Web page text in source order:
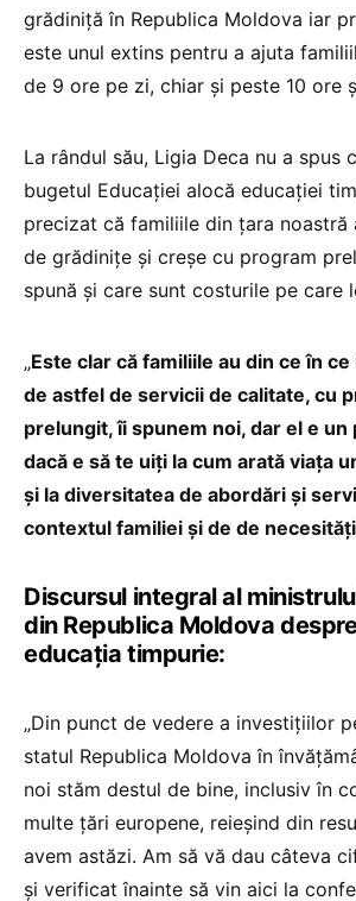
grădiniță în Republica Moldova iar
este unul extins pentru a ajuta
de 9 ore pe zi, chiar și peste 10 ore
La rândul său, Ligia Deca nu a spus
bugetul Educației alocă educației
precizat că familiile din țara noastră
de grădinițe și creșe cu program
spună și care sunt costurile pe care
„Este clar că familiile au din ce în
de astfel de servicii de calitate, cu
prelungit, îi spunem noi, dar el e
dacă e să te uiți la cum arată viața
și la diversitatea de abordări și
contextul familiei și de de necesități
Discursul integral al
din Republica Moldova
educația timpurie:
„Din punct de vedere a investițiilor
statul Republica Moldova în
noi stăm destul de bine, inclusiv în
multe țări europene, reieșind din
avem astăzi. Am să vă dau câteva
și verificat înainte să vin aici la